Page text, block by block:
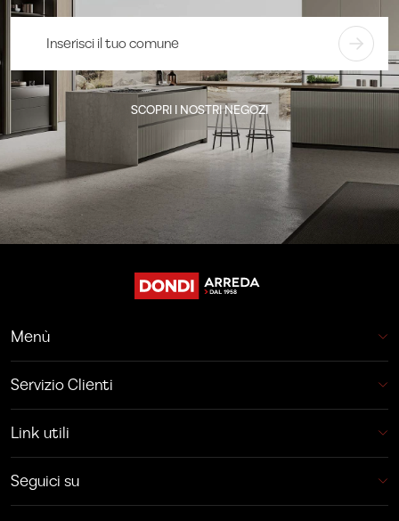
SCOPRI I NOSTRI NEGOZI
Menù
Servizio Clienti
Link utili
Seguici su